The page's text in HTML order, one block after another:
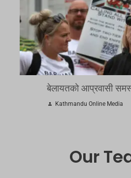
बेलायतको आप्रवासी
Kathmandu Online Media
Our